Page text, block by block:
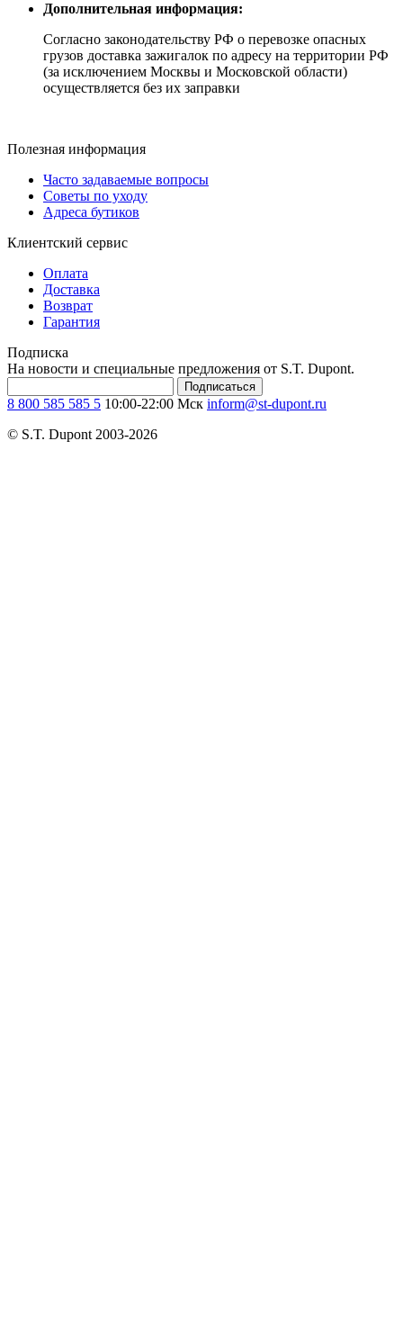
Дополнительная информация:
Согласно законодательству РФ о перевозке опасных
грузов доставка зажигалок по адресу на территории РФ
(за исключением Москвы и Московской области)
осуществляется без их заправки
Полезная информация
Часто задаваемые вопросы
Советы по уходу
Адреса бутиков
Клиентский сервис
Оплата
Доставка
Возврат
Гарантия
Подписка
На новости и специальные предложения от S.T. Dupont.
Подписаться
8 800 585 585 5 10:00-22:00 Мск inform@st-dupont.ru
© S.T. Dupont 2003-2026